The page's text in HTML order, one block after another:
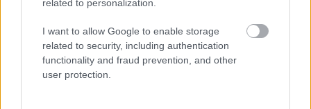
related to personalization.
I want to allow Google to enable storage
related to security, including authentication
functionality and fraud prevention, and other
user protection.
Projektek menedzselése